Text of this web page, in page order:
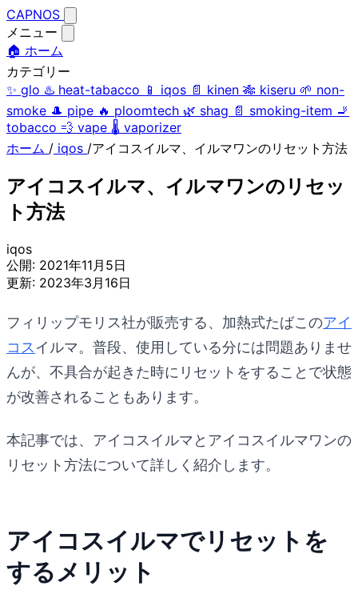
CAPNOS
メニュー
🏠 ホーム
カテゴリー
✨ glo ♨️ heat-tabacco 📱 iqos 📄 kinen 🎋 kiseru 🌱 non-
smoke 🎩 pipe 🔥 ploomtech 🌿 shag 📄 smoking-item 🚬
tobacco 💨 vape 🌡️ vaporizer
ホーム / iqos /アイコスイルマ、イルマワンのリセット方法
アイコスイルマ、イルマワンのリセッ
ト方法
iqos
公開: 2021年11月5日
更新: 2023年3月16日
フィリップモリス社が販売する、加熱式たばこのアイ
コスイルマ。普段、使用している分には問題ありませ
んが、不具合が起きた時にリセットをすることで状態
が改善されることもあります。
本記事では、アイコスイルマとアイコスイルマワンの
リセット方法について詳しく紹介します。
アイコスイルマでリセットを
するメリット